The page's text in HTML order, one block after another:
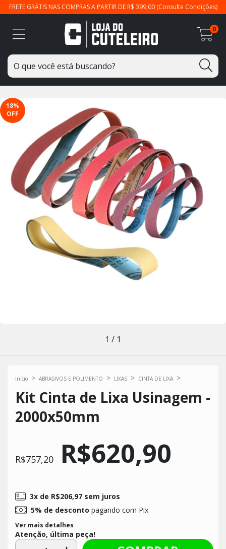
FRETE GRÁTIS NAS COMPRAS A PARTIR DE R$ 399,00 (Consulte Condições)
0
18%
OFF
1 / 1
Início > ABRASIVOS E POLIMENTO > LIXAS > CINTA DE LIXA >
Kit Cinta de Lixa Usinagem -
2000x50mm
R$757,20 R$620,90
3x de R$206,97sem juros
5% de desconto pagando com Pix
Ver mais detalhes
Atenção, última peça!